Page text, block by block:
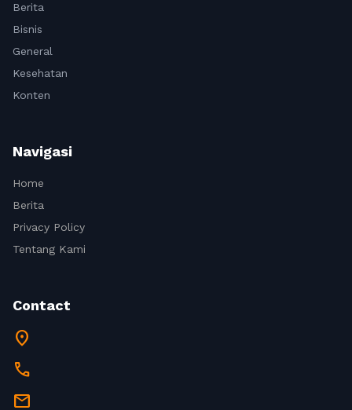
Berita
Bisnis
General
Kesehatan
Konten
Navigasi
Home
Berita
Privacy Policy
Tentang Kami
Contact
location_on
call
mail